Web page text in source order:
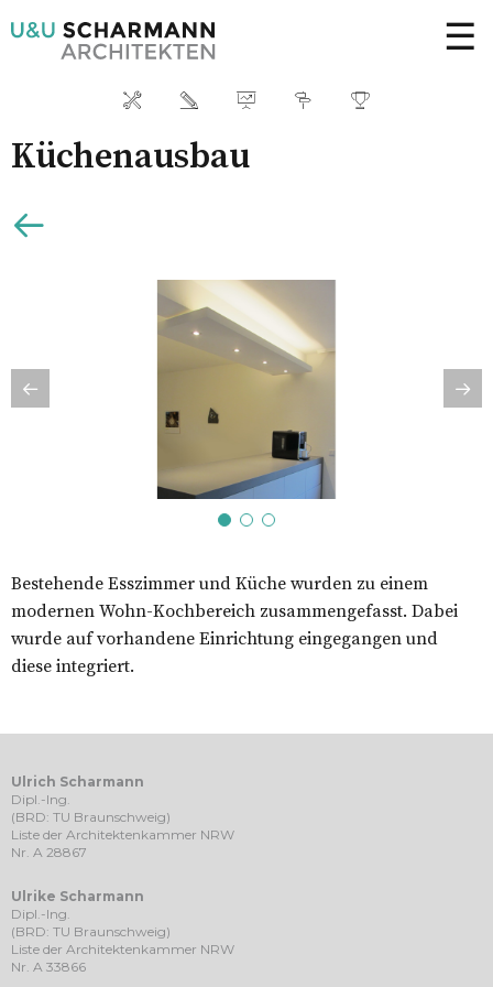
☰
Küchenausbau
Bestehende Esszimmer und Küche wurden zu einem
modernen Wohn-Kochbereich zusammengefasst. Dabei
wurde auf vorhandene Einrichtung eingegangen und
diese integriert.
Ulrich Scharmann
Dipl.-Ing.
(BRD: TU Braunschweig)
Liste der Architektenkammer NRW
Nr. A 28867
Ulrike Scharmann
Dipl.-Ing.
(BRD: TU Braunschweig)
Liste der Architektenkammer NRW
Nr. A 33866